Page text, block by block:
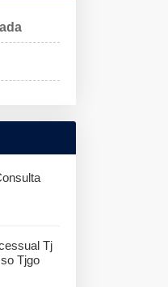
Tj
Tjgo